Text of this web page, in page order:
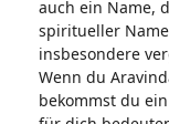
auch ein Name,
spiritueller
insbesondere
Wenn du
bekommst du